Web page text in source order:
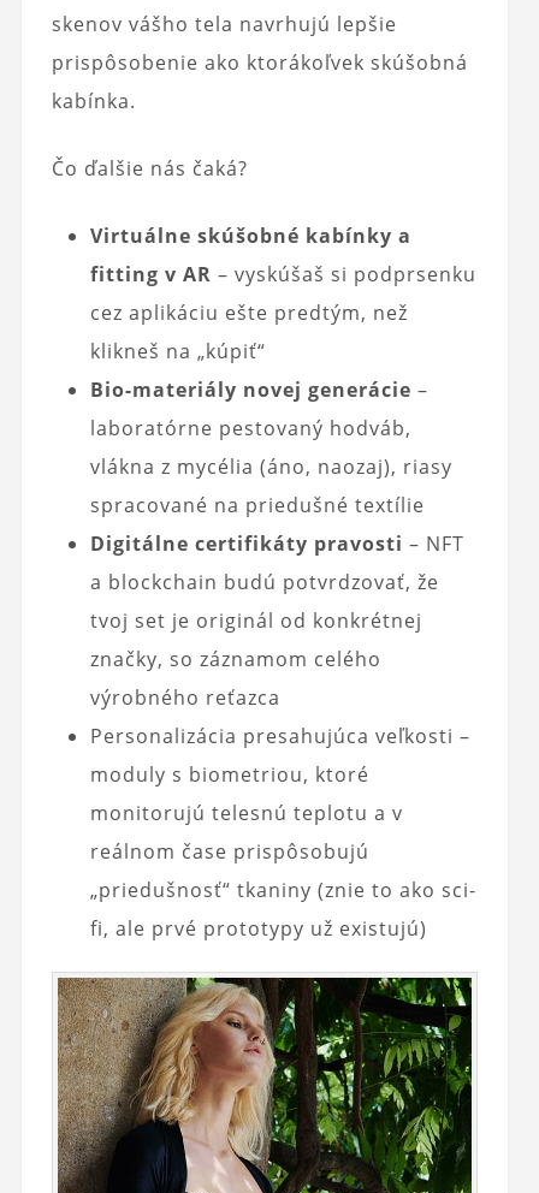
skenov vášho tela navrhujú lepšie
prispôsobenie ako ktorákoľvek skúšobná
kabínka.
Čo ďalšie nás čaká?
Virtuálne skúšobné kabínky a
fitting v AR – vyskúšaš si podprsenku
cez aplikáciu ešte predtým, než
klikneš na „kúpiť“
Bio-materiály novej generácie –
laboratórne pestovaný hodváb,
vlákna z mycélia (áno, naozaj), riasy
spracované na priedušné textílie
Digitálne certifikáty pravosti – NFT
a blockchain budú potvrdzovať, že
tvoj set je originál od konkrétnej
značky, so záznamom celého
výrobného reťazca
Personalizácia presahujúca veľkosti –
moduly s biometriou, ktoré
monitorujú telesnú teplotu a v
reálnom čase prispôsobujú
„priedušnosť“ tkaniny (znie to ako sci-
fi, ale prvé prototypy už existujú)